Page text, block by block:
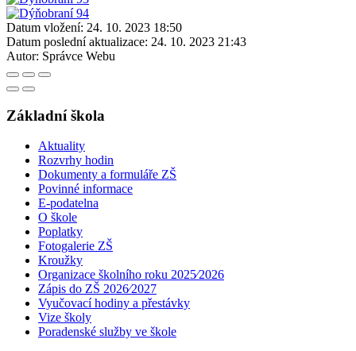
Datum vložení: 24. 10. 2023 18:50
Datum poslední aktualizace: 24. 10. 2023 21:43
Autor: Správce Webu
Základní škola
Aktuality
Rozvrhy hodin
Dokumenty a formuláře ZŠ
Povinné informace
E-podatelna
O škole
Poplatky
Fotogalerie ZŠ
Kroužky
Organizace školního roku 2025⁄2026
Zápis do ZŠ 2026⁄2027
Vyučovací hodiny a přestávky
Vize školy
Poradenské služby ve škole